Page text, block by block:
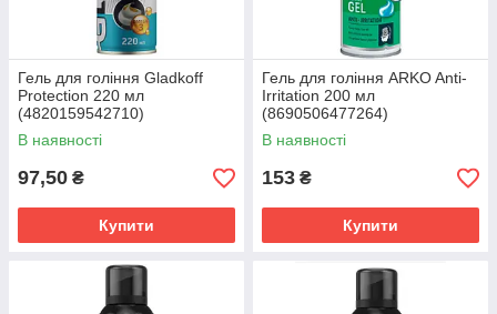
Гель для гоління Gladkoff
Protection 220 мл
(4820159542710)
В наявності
97,50 ₴
Купити
Гель для гоління ARKO Anti-
Irritation 200 мл
(8690506477264)
В наявності
153 ₴
Купити